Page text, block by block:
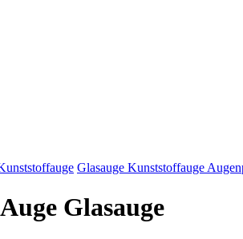
Glasauge Kunststoffauge
Glasauge